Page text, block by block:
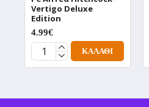
Vertigo Deluxe
Edition
4.99€
ΚΑΛΆΘΙ